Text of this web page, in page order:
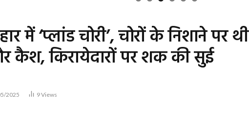
में ‘प्लांड चोरी’, चोरों के निशाने पर थी
कैश, किरायेदारों पर शक की सुई
2025 9Views